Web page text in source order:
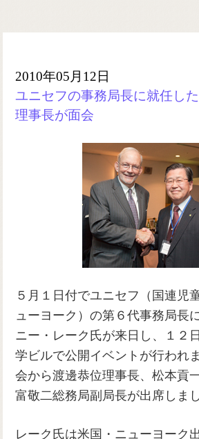
2010年05月12日
ユニセフの事務局長に就任し
理事長が面会
５月１日付でユニセフ（国連児
ューヨーク）の第６代事務局長
ニー・レーク氏が来日し、１２
学ビルで公開イベントが行われ
会から渡邊恭位理事長、松本貢
富敬二総務局副局長が出席しまし
レーク氏は米国・ニューヨーク